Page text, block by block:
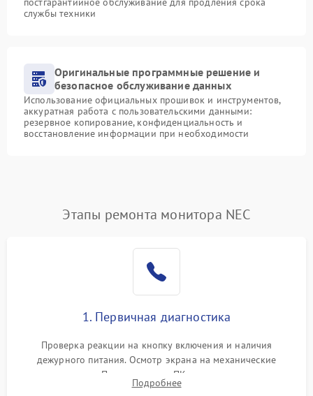
службы техники
Оригинальные программные решение и
безопасное обслуживание данных
Использование официальных прошивок и инструментов,
аккуратная работа с пользовательскими данными:
резервное копирование, конфиденциальность и
восстановление информации при необходимости
Этапы ремонта монитора NEC
1. Первичная диагностика
Проверка реакции на кнопку включения и наличия
дежурного питания. Осмотр экрана на механические
повреждения. Подключение к ПК для оценки вывода
изображения, работы подсветки и выявления артефактов на
Подробнее